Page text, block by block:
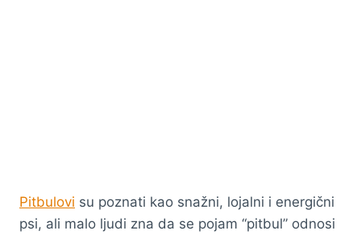
Pitbulovi su poznati kao snažni, lojalni i energični
psi, ali malo ljudi zna da se pojam “pitbul” odnosi